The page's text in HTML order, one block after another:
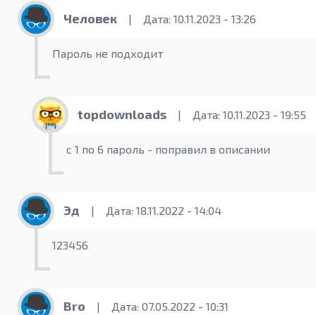
Человек | Дата: 10.11.2023 - 13:26
Пароль не подходит
topdownloads | Дата: 10.11.2023 - 19:55
c 1 по 6 пароль - поправил в описании
Эд | Дата: 18.11.2022 - 14:04
123456
Bro | Дата: 07.05.2022 - 10:31